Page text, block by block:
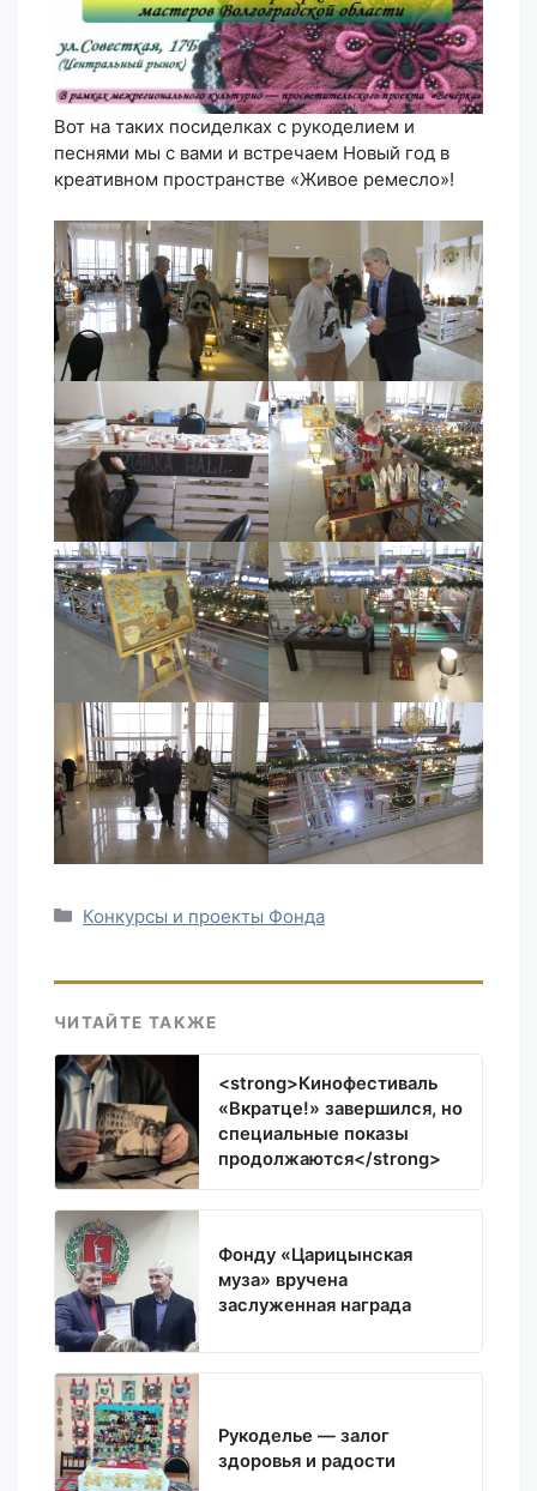
Вот на таких посиделках с рукоделием и
песнями мы с вами и встречаем Новый год в
креативном пространстве «Живое ремесло»!
Рубрики
Конкурсы и проекты Фонда
ЧИТАЙТЕ ТАКЖЕ
<strong>Кинофестиваль
«Вкратце!» завершился, но
специальные показы
продолжаются</strong>
Фонду «Царицынская
муза» вручена
заслуженная награда
Рукоделье — залог
здоровья и радости